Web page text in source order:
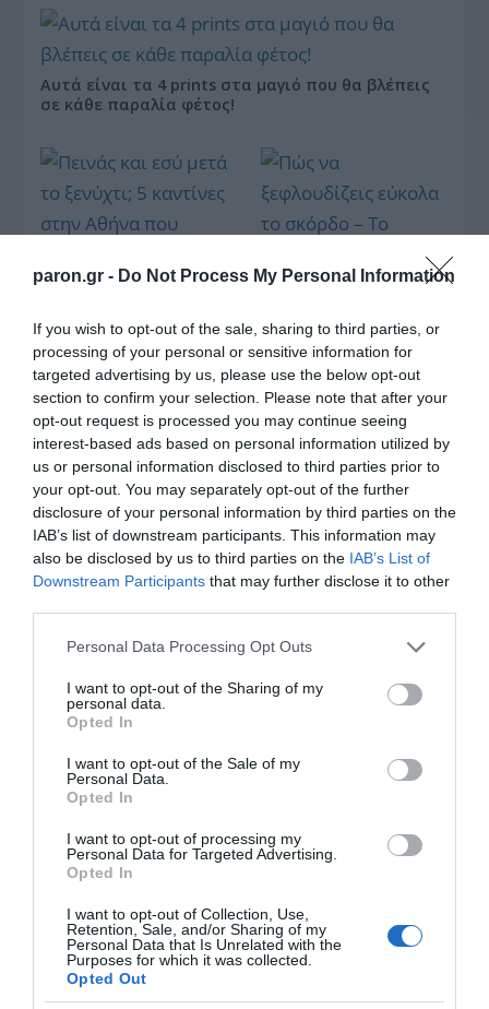
paron.gr - Do Not Process My Personal Information
If you wish to opt-out of the sale, sharing to third parties, or
processing of your personal or sensitive information for
targeted advertising by us, please use the below opt-out
section to confirm your selection. Please note that after your
opt-out request is processed you may continue seeing
interest-based ads based on personal information utilized by
us or personal information disclosed to third parties prior to
your opt-out. You may separately opt-out of the further
disclosure of your personal information by third parties on the
IAB’s list of downstream participants. This information may
also be disclosed by us to third parties on the IAB’s List of
Downstream Participants that may further disclose it to other
Please note that this website/app uses one or more Google
not limited to your visit or usage behaviour. You may click to
grant or deny consent to Google and its third-party tags to
use your data for below specified purposes in below Google
consent section.
Personal Data Processing Opt Outs
I want to opt-out of the Sharing of my
personal data.
Opted In
I want to opt-out of the Sale of my
Personal Data.
Opted In
I want to opt-out of processing my
Personal Data for Targeted Advertising.
Opted In
I want to opt-out of Collection, Use,
Retention, Sale, and/or Sharing of my
Personal Data that Is Unrelated with the
Purposes for which it was collected.
Opted Out
Αυτά είναι τα 4 prints στα μαγιό που θα βλέπεις
σε κάθε παραλία φέτος!
ξενύχτι; 5 καντίνες
στην Αθήνα που
σώζουν τις βραδινές
σου λιγούρες
Πώς να ξεφλουδίζεις
εύκολα το σκόρδο – Το
kitchen trick που κάθε
foodie πρέπει να ξέρει
Οι «Τυπολογίες» περνούν στην εικόνα, έχοντας
ως πρώτο καλεσμένο στο νέο vidcast τον Παύλο
Τηλεοπτικά
«Μαγειρέματα»,
Ψηφιακοί Πόλεμοι και
ένα… Τσουνάμι
«Τυπολογίες» στο
χαρτιά του – Vidcast